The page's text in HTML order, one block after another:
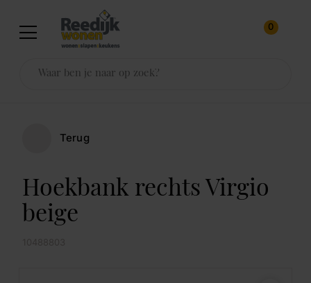
0
Terug
Hoekbank rechts Virgio
beige